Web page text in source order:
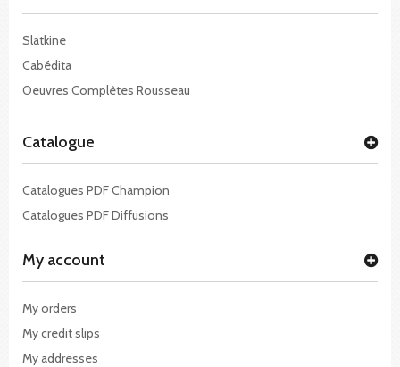
Slatkine
Cabédita
Oeuvres Complètes Rousseau
Catalogue
Catalogues PDF Champion
Catalogues PDF Diffusions
My account
My orders
My credit slips
My addresses